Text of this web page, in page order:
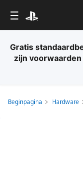
Gratis
zijn
Beginpagina Hardware